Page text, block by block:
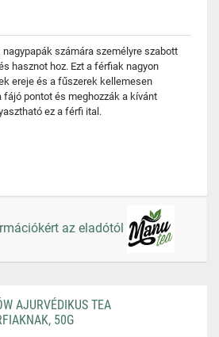
számára személyre szabott
hasznot hoz. Ezt a férfiak nagyon
ereje és a fűszerek kellemesen
pontot és meghozzák a kívánt
ez a férfi ital.
az eladótól
AJURVÉDIKUS TEA
50G